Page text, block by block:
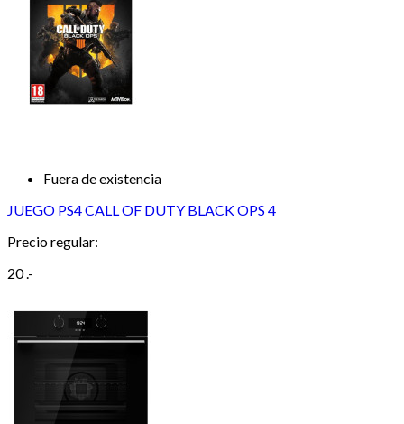
Fuera de existencia
JUEGO PS4 CALL OF DUTY BLACK OPS 4
Precio regular:
20 .-